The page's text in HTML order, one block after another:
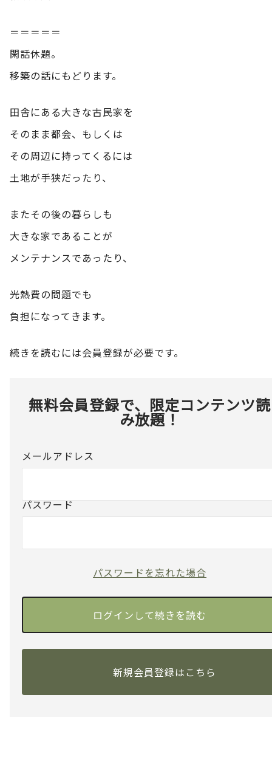
＝＝＝＝＝
閑話休題。
移築の話にもどります。
田舎にある大きな古民家を
そのまま都会、もしくは
その周辺に持ってくるには
土地が手狭だったり、
またその後の暮らしも
大きな家であることが
メンテナンスであったり、
光熱費の問題でも
負担になってきます。
続きを読むには会員登録が必要です。
無料会員登録で、限定コンテンツ読
み放題！
メールアドレス
パスワード
パスワードを忘れた場合
新規会員登録はこちら